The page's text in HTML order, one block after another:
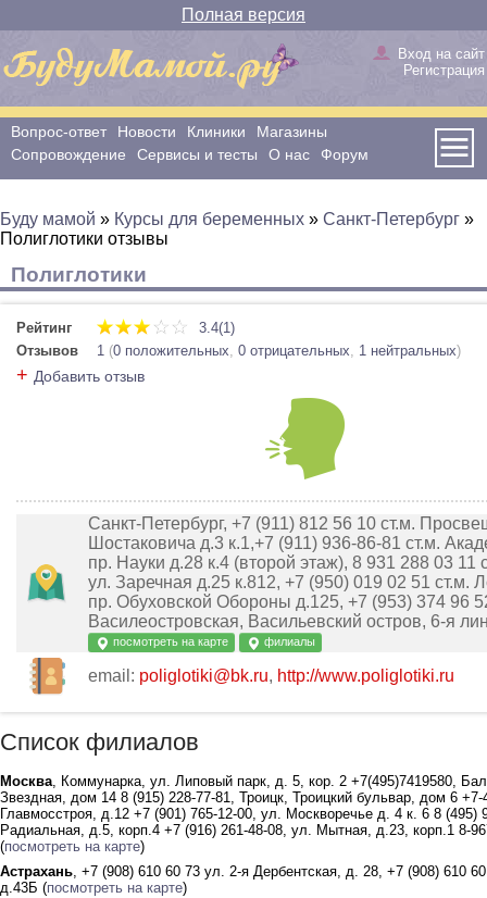
Полная версия
Вход на сайт
Регистрация
Вопрос-ответ Новости Клиники
Магазины
Сопровождение
Сервисы и тесты О нас Форум
Буду мамой » Курсы для беременных » Санкт-Петербург »
Полиглотики отзывы
Полиглотики
Рейтинг
3.4(1)
Отзывов
1 (0 положительных, 0 отрицательных, 1 нейтральных)
+ Добавить отзыв
Санкт-Петербург, +7 (911) 812 56 10 ст.м.
Шостаковича д.3 к.1,+7 (911) 936-86-81 ст.м.
пр. Науки д.28 к.4 (второй этаж), 8 931 288 03 11
ул. Заречная д.25 к.812, +7 (950) 019 02 51 ст.м.
пр. Обуховской Обороны д.125, +7 (953) 374 96
Василеостровская, Васильевский остров, 6-я
посмотреть на карте филиалы
email: poliglotiki@bk.ru, http://www.poliglotiki.ru
Список филиалов
Москва, Коммунарка, ул. Липовый парк, д. 5, кор. 2 +7(495)7419580,
Звездная, дом 14 8 (915) 228-77-81, Троицк, Троицкий бульвар, дом 6 +7-
Главмосстроя, д.12 +7 (901) 765-12-00, ул. Москворечье д. 4 к. 6 8 (495)
Радиальная, д.5, корп.4 +7 (916) 261-48-08, ул. Мытная, д.23, корп.1 8-
(посмотреть на карте)
Астрахань, +7 (908) 610 60 73 ул. 2-я Дербентская, д. 28, +7 (908) 610
д.43Б (посмотреть на карте)